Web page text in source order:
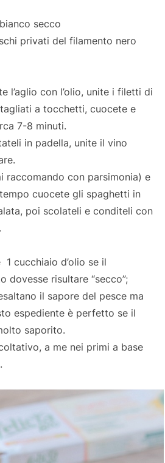
secco
privati del filamento nero
l’aglio con l’olio, unite i filetti di
a tocchetti, cuocete e
7-8 minuti.
in padella, unite il vino
raccomando con parsimonia) e
cuocete gli spaghetti in
poi scolateli e conditeli con
1 cucchiaio d’olio se il
dovesse risultare “secco”;
il sapore del pesce ma
espediente è perfetto se il
saporito.
a me nei primi a base